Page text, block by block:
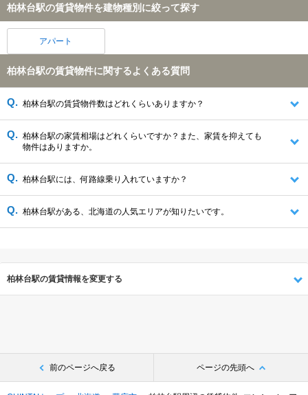
柏林台駅の賃貸物件を建物種別に絞って探す
アパート
柏林台駅の賃貸物件に関するよくある質問
柏林台駅の賃貸物件数はどれくらいありますか？
柏林台駅の家賃相場はどれくらいですか？また、家賃を抑えても
物件はありますか。
柏林台駅には、何路線乗り入れていますか？
柏林台駅がある、北海道の人気エリアが知りたいです。
柏林台駅の賃貸情報を変更する
前のページへ戻る ページの先頭へ